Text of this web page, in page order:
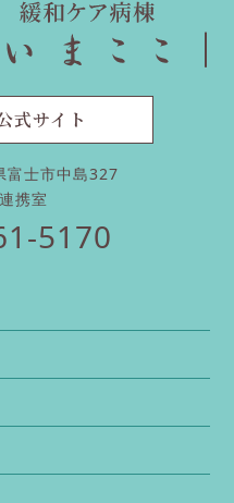
ライバシーポリシ
は、利用者はいつ
いただけます。
プライバシーポ
者が以下のような
に、個人情報の提
以下のようなもの
載する内容
下のような目的に
式サイト
士市中島327
携室
5170